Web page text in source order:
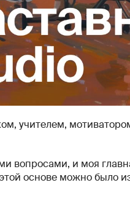
учителем,
вопросами, и моя
основе можно было